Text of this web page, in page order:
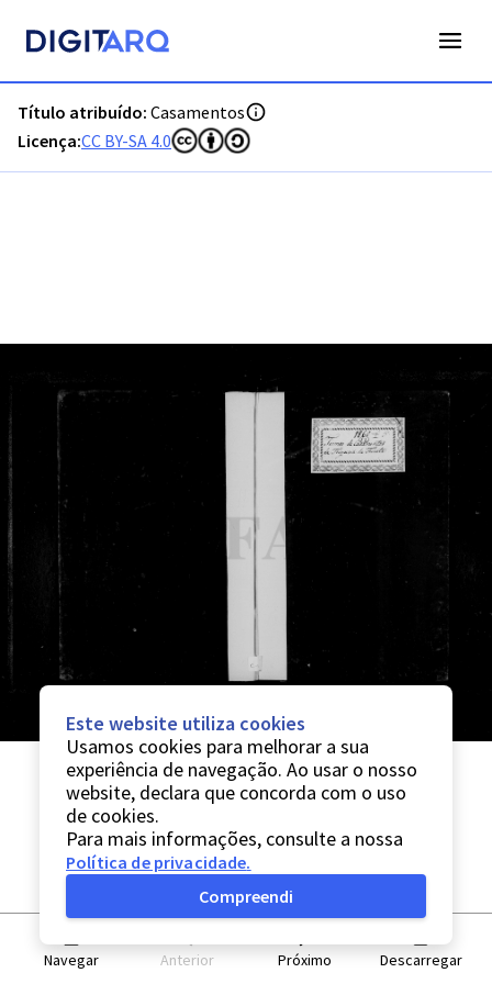
Título atribuído: Casamentos
Licença:CC BY-SA 4.0
Navegar Anterior Próximo Descarregar
Este website utiliza cookies
Usamos cookies para melhorar a sua
experiência de navegação. Ao usar o nosso
website, declara que concorda com o uso
de cookies.
Para mais informações, consulte a nossa
Política de privacidade.
Compreendi